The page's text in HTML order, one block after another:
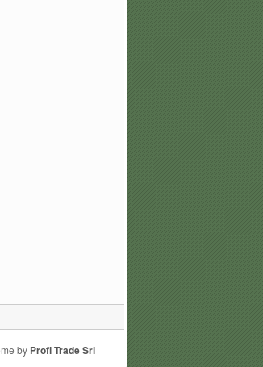
by Profi Trade Srl